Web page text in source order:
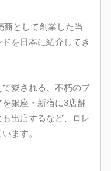
商として創業した当
を日本に紹介してき
愛される、不朽のブ
銀座・新宿に3店舗
出店するなど、ロレ
ます。